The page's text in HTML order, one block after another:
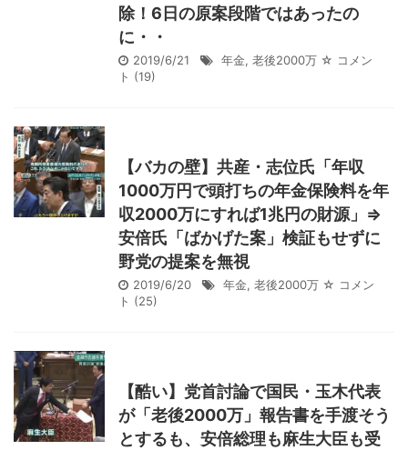
除！6日の原案段階ではあったの
に・・
2019/6/21 年金, 老後2000万 ☆ コメン
ト (19)
【バカの壁】共産・志位氏「年収
1000万円で頭打ちの年金保険料を年
収2000万にすれば1兆円の財源」⇒
安倍氏「ばかげた案」検証もせずに
野党の提案を無視
2019/6/20 年金, 老後2000万 ☆ コメン
ト (25)
【酷い】党首討論で国民・玉木代表
が「老後2000万」報告書を手渡そう
とするも、安倍総理も麻生大臣も受